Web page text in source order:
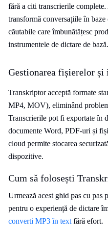
fără a citi transcrierile
transformă conversațiile în baze
căutabile care îmbunătățesc
instrumentele de dictare de bază.
Gestionarea fișierelor și
Transkriptor acceptă formate
MP4, MOV), eliminând
Transcrierile pot fi exportate în
documente Word, PDF-uri și
cloud permite stocarea
dispozitive.
Cum să folosești
Urmează acest ghid pas cu pas
pentru o experiență de dictare
converti MP3 în text fără efort.